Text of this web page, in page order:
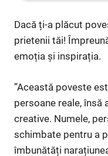
Dacă ți-a plăcut
prietenii tăi!
emoția și inspirația.
”Această poveste
persoane reale,
creative. Numele,
schimbate pentru a
îmbunătăți